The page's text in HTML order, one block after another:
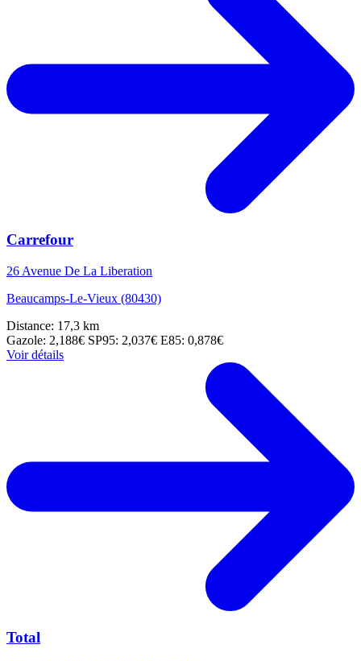
Carrefour
26 Avenue De La Liberation
Beaucamps-Le-Vieux (80430)
Distance: 17,3 km
Gazole: 2,188€ SP95: 2,037€ E85: 0,878€
Voir détails
Total